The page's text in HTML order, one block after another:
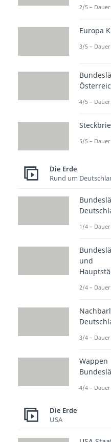
Zeitzonen
Stunde
Schon
im Westen
direkt
dieselbe
Schule.
Um die
es als
Coordinated
bedeutet,
Basis einer
Weltzeit
ganz
2/5 –
Europa
3/5 –
4/5 –
5/5 –
Die Erde
Rund um
1/4 –
und
2/4 –
3/4 –
Wappen
4/4 –
Die Erde
USA